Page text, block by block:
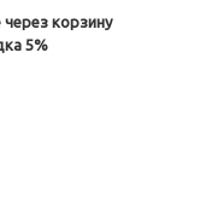
корзину
5%